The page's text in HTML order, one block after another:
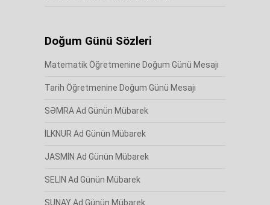
Doğum Günü Sözleri
Matematik Öğretmenine Doğum Günü Mesajı
Tarih Öğretmenine Doğum Günü Mesajı
SƏMRA Ad Günün Mübarek
İLKNUR Ad Günün Mübarek
JASMİN Ad Günün Mübarek
SELİN Ad Günün Mübarek
SUNAY Ad Günün Mübarek